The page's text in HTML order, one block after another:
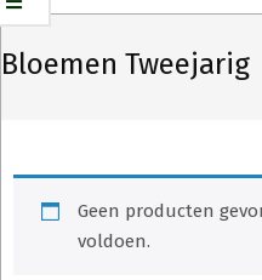
Bloemen Tweejarig
Geen producten
voldoen.